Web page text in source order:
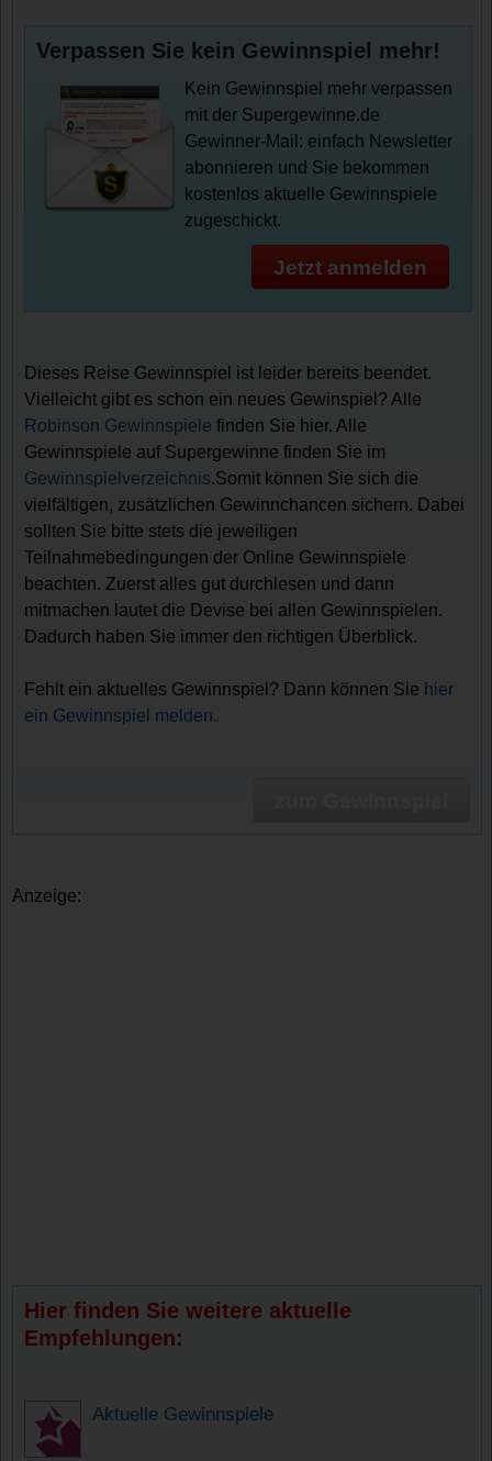
Verpassen Sie kein Gewinnspiel mehr!
Kein Gewinnspiel mehr verpassen
mit der Supergewinne.de
Gewinner-Mail: einfach Newsletter
abonnieren und Sie bekommen
kostenlos aktuelle Gewinnspiele
zugeschickt.
Jetzt anmelden
Dieses Reise Gewinnspiel ist leider bereits beendet.
Vielleicht gibt es schon ein neues Gewinspiel? Alle
Robinson Gewinnspiele finden Sie hier. Alle
Gewinnspiele auf Supergewinne finden Sie im
Gewinnspielverzeichnis.Somit können Sie sich die
vielfältigen, zusätzlichen Gewinnchancen sichern. Dabei
sollten Sie bitte stets die jeweiligen
Teilnahmebedingungen der Online Gewinnspiele
beachten. Zuerst alles gut durchlesen und dann
mitmachen lautet die Devise bei allen Gewinnspielen.
Dadurch haben Sie immer den richtigen Überblick.
Fehlt ein aktuelles Gewinnspiel? Dann können Sie hier
ein Gewinnspiel melden.
Anzeige:
Hier finden Sie weitere aktuelle
Empfehlungen:
Aktuelle Gewinnspiele